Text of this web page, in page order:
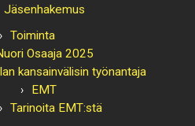
Jäsenhakemus
Toiminta
Osaaja 2025
kansainvälisin työnantaja
EMT
Tarinoita EMT:stä